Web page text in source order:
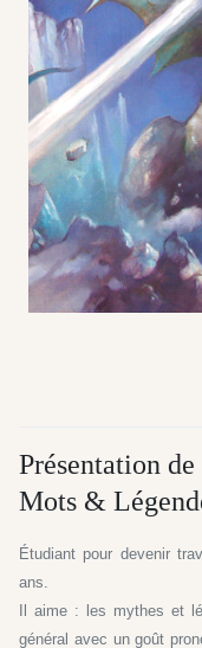
Présentation
Mots &
Étudiant pour devenir
ans.
Il aime : les mythes et
général avec un goût